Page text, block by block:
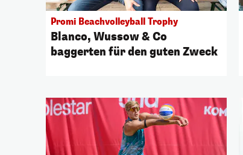
Promi Beachvolleyball Trophy
Blanco, Wussow & Co
baggerten für den guten Zweck